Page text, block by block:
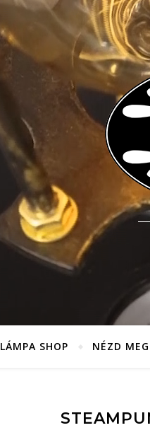
LÁMPA SHOP NÉZD MEG